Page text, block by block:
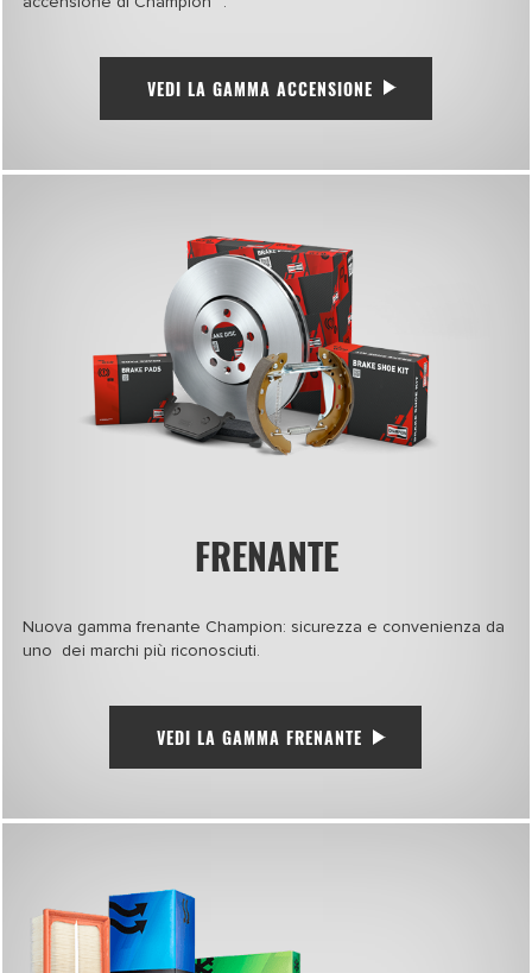
VEDI LA GAMMA ACCENSIONE
FRENANTE
Nuova gamma frenante Champion: sicurezza e convenienza da
uno dei marchi più riconosciuti.
VEDI LA GAMMA FRENANTE